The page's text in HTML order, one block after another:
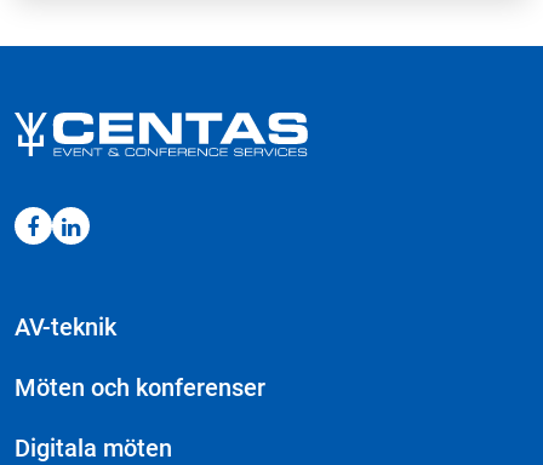
AV-teknik
Möten och konferenser
Digitala möten